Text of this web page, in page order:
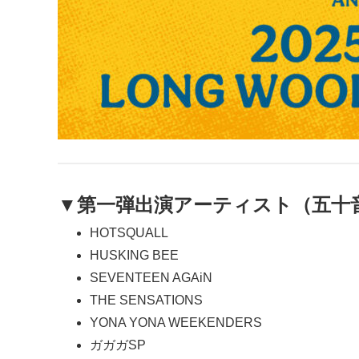
▼第一弾出演アーティスト（五十
HOTSQUALL
HUSKING BEE
SEVENTEEN AGAiN
THE SENSATIONS
YONA YONA WEEKENDERS
ガガガSP